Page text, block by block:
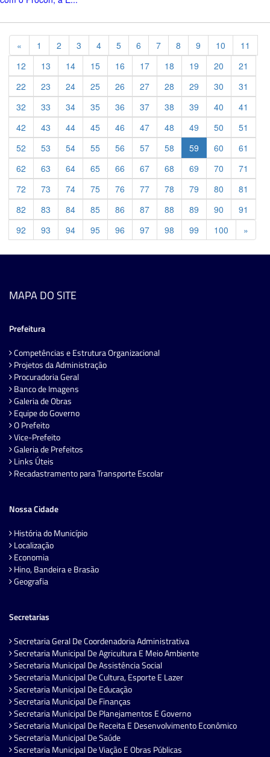
« Previous
1 2 3 4 5 6 7 8 9 10
11
12
13 14 15 16 17 18 19 20
21
22
23 24 25 26 27 28 29 30
31
32
33 34 35 36 37 38 39 40
41
42
43 44 45 46 47 48 49 50
51
52
53 54 55 56 57 58 59 60
61
62
63 64 65 66 67 68 69 70
71
72
73 74 75 76 77 78 79 80
81
82
83 84 85 86 87 88 89 90
91
92
93 94 95 96 97 98 99 100 »
MAPA DO SITE
Prefeitura
Competências e Estrutura Organizacional
Projetos da Administração
Procuradoria Geral
Banco de Imagens
Galeria de Obras
Equipe do Governo
O Prefeito
Vice-Prefeito
Galeria de Prefeitos
Links Úteis
Recadastramento para Transporte Escolar
Nossa Cidade
História do Município
Localização
Economia
Hino, Bandeira e Brasão
Geografia
Secretarias
Secretaria Geral De Coordenadoria Administrativa
Secretaria Municipal De Agricultura E Meio Ambiente
Secretaria Municipal De Assistência Social
Secretaria Municipal De Cultura, Esporte E Lazer
Secretaria Municipal De Educação
Secretaria Municipal De Finanças
Secretaria Municipal De Planejamentos E Governo
Secretaria Municipal De Receita E Desenvolvimento Econômico
Secretaria Municipal De Saúde
Secretaria Municipal De Viação E Obras Públicas